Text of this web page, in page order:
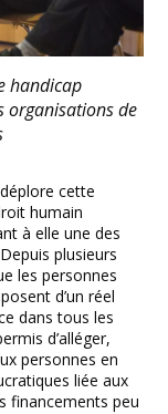
handicap
organisations de
cette
humain
à elle une des
plusieurs
les personnes
d’un réel
dans tous les
d’alléger,
personnes en
liée aux
financements peu